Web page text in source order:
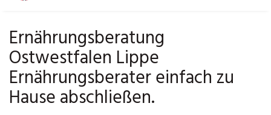
Ernährungsberatung
Ostwestfalen Lippe
Ernährungsberater einfach zu
Hause abschließen.